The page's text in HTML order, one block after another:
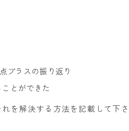
プラスの振り返り
とができた
を解決する方法を記載して下さ